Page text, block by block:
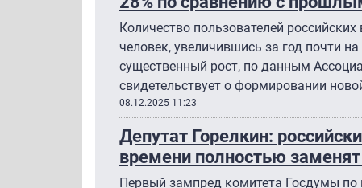
Количество пользователей
человек, увеличившись за год почти
существенный рост, по данным
свидетельствует о формировании
08.12.2025 11:23
Депутат Горелкин:
времени полностью
Первый зампред комитета Госдумы